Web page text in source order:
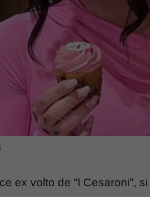
ex volto de “I Cesaroni”,